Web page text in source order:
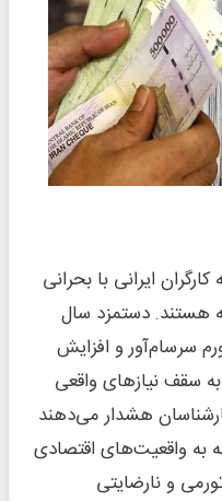
که کارگران ایرانی با بحرانی
هستند. دستمزد سال
سرسام‌آور و افزایش
سقف نیازهای واقعی
هشدار می‌دهند
به واقعیت‌های اقتصادی
و نارضایتی